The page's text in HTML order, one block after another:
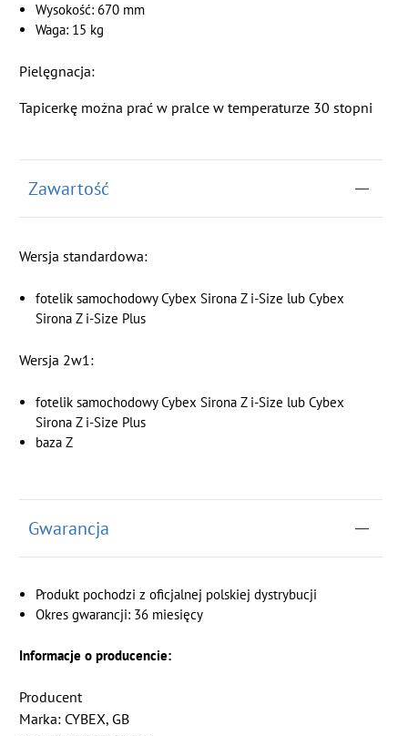
Wysokość: 670 mm
Waga: 15 kg
Pielęgnacja:
Tapicerkę można prać w pralce w temperaturze 30 stopni
Zawartość
Wersja standardowa:
fotelik samochodowy Cybex Sirona Z i-Size lub Cybex
Sirona Z i-Size Plus
Wersja 2w1:
fotelik samochodowy Cybex Sirona Z i-Size lub Cybex
Sirona Z i-Size Plus
baza Z
Gwarancja
Produkt pochodzi z oficjalnej polskiej dystrybucji
Okres gwarancji: 36 miesięcy
Informacje o producencie:
Producent
Marka: CYBEX, GB